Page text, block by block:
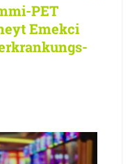
PET
Emekci